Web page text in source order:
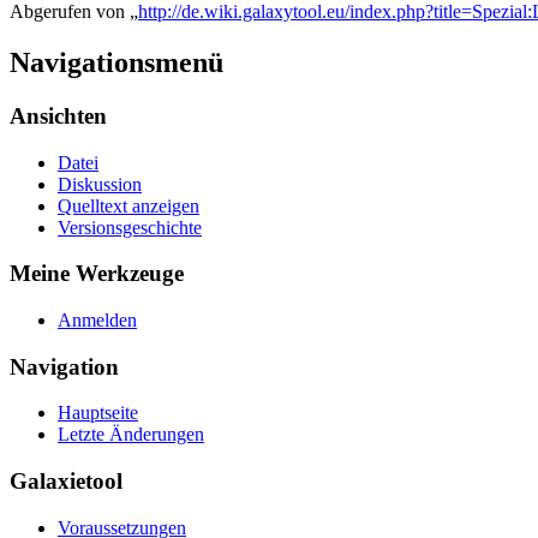
Abgerufen von „http://de.wiki.galaxytool.eu/
Navigationsmenü
Ansichten
Datei
Diskussion
Quelltext anzeigen
Versionsgeschichte
Meine Werkzeuge
Anmelden
Navigation
Hauptseite
Letzte Änderungen
Galaxietool
Voraussetzungen